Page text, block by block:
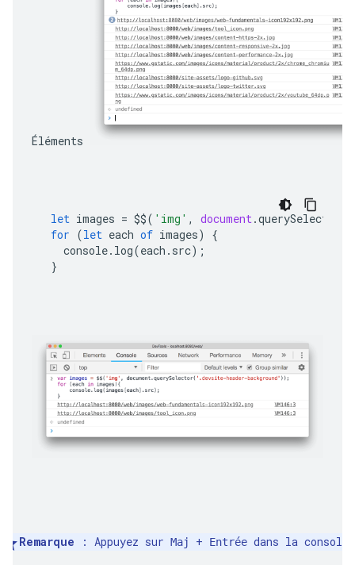
Éléments
let images = $$( 'img' , document.querySelector
for (let each of images)
{
console. log(each . src);
}
Remarque : Appuyez sur Maj + Entrée dans la